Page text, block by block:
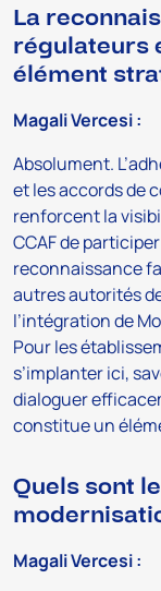
La
régulateurs
élément
Magali Vercesi :
Absolument.
et les accords de
renforcent la
CCAF de
reconnaissance
autres autorités
l’intégration de
Pour les
s’implanter ici,
dialoguer
constitue un
Quels sont
Magali Vercesi :